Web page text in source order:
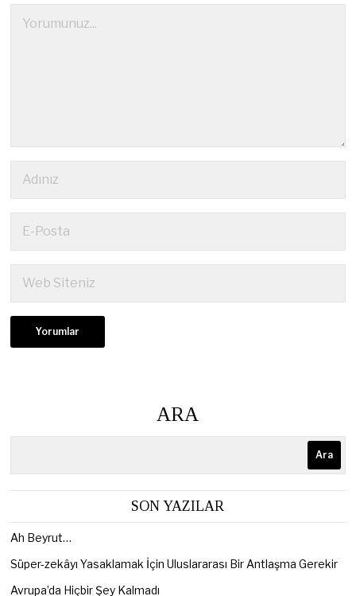
ARA
Ara
SON YAZILAR
Ah Beyrut…
Süper-zekâyı Yasaklamak İçin Uluslararası Bir Antlaşma Gerekir
Avrupa’da Hiçbir Şey Kalmadı